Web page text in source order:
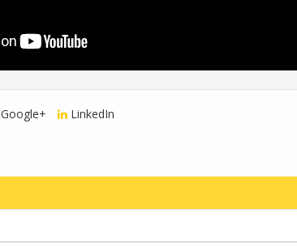
Google+ LinkedIn